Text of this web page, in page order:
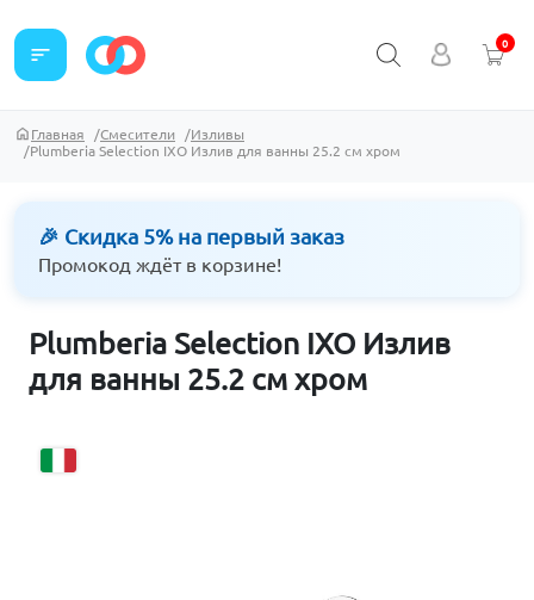
sort 0
Главная Смесители
Изливы
Plumberia Selection IXO Излив для ванны 25.2 см хром
🎉 Скидка 5% на первый заказ
Промокод ждёт в корзине!
Plumberia Selection IXO Излив
для ванны 25.2 см хром